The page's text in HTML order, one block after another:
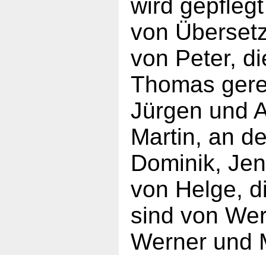
wird
von
von Peter,
Thomas
Jürgen und
Martin, an
Dominik,
von Helge,
sind von
Werner und